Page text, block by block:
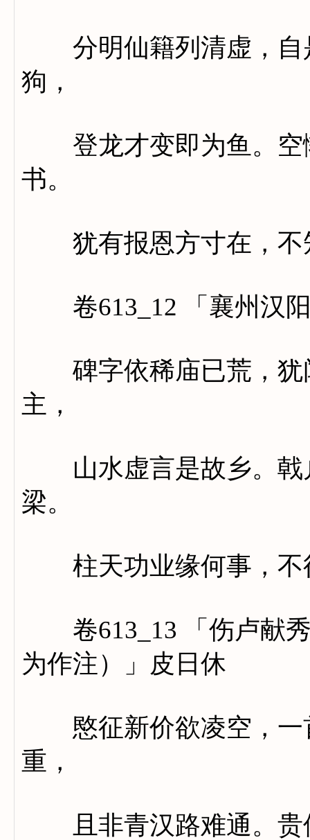
分明仙籍列清虚，自
狗，
登龙才变即为鱼。空
书。
犹有报恩方寸在，不
卷613_12 「襄州汉阳
碑字依稀庙已荒，犹
主，
山水虚言是故乡。戟
梁。
柱天功业缘何事，不
卷613_13 「伤卢献秀
为作注）」皮日休
愍征新价欲凌空，一
重，
且非青汉路难通。贵